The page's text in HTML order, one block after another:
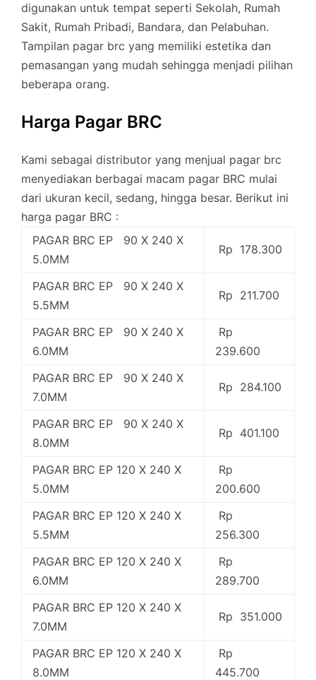
digunakan untuk tempat seperti Sekolah, Rumah
Sakit, Rumah Pribadi, Bandara, dan Pelabuhan.
Tampilan pagar brc yang memiliki estetika dan
pemasangan yang mudah sehingga menjadi pilihan
beberapa orang.
Harga Pagar BRC
Kami sebagai distributor yang menjual pagar brc
menyediakan berbagai macam pagar BRC mulai
dari ukuran kecil, sedang, hingga besar. Berikut ini
harga pagar BRC :
PAGAR BRC EP 90 X 240 X
5.0MM
Rp 178.300
PAGAR BRC EP 90 X 240 X
5.5MM
Rp 211.700
PAGAR BRC EP 90 X 240 X
6.0MM
Rp
239.600
PAGAR BRC EP 90 X 240 X
7.0MM
Rp 284.100
PAGAR BRC EP 90 X 240 X
8.0MM
Rp 401.100
PAGAR BRC EP 120 X 240 X
5.0MM
Rp
200.600
PAGAR BRC EP 120 X 240 X
5.5MM
Rp
256.300
PAGAR BRC EP 120 X 240 X
6.0MM
Rp
289.700
PAGAR BRC EP 120 X 240 X
7.0MM
Rp 351.000
PAGAR BRC EP 120 X 240 X
8.0MM
Rp
445.700